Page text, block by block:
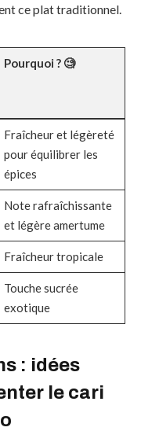
ce plat traditionnel.
Pourquoi ? 🧐
Fraîcheur et légèreté
pour équilibrer les
épices
Note rafraîchissante
et légère amertume
Fraîcheur tropicale
Touche sucrée
exotique
: idées
le cari